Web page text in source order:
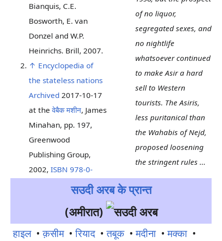
Bianquis, C.E.
Bosworth, E. van
Donzel and W.P.
Heinrichs. Brill, 2007.
↑ Encyclopedia of
the stateless nations
Archived 2017-10-17
at theवेबैक मशीन, James
Minahan, pp. 197,
Greenwood
Publishing Group,
2002, ISBN 978-0-
of no liquor,
segregated sexes, and
no nightlife
whatsoever continued
to make Asir a hard
sell to Western
tourists. The Asiris,
less puritanical than
the Wahabis of Nejd,
proposed loosening
the stringent rules ...
सउदी अरब के प्रान्त
(अमीरात)
हाइल•क़सीम​•रियाद•तबूक•मदीना •मक्का •